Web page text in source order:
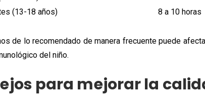
(13-18 años)
8 a 10 horas
de lo recomendado de manera frecuente puede
del niño.
para mejorar la